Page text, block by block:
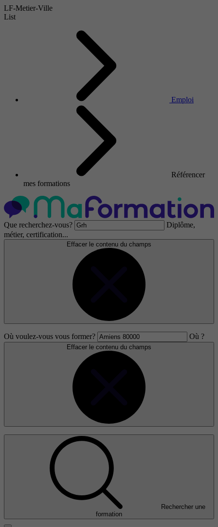
LF-Metier-Ville
List
Emploi
Référencer
mes formations
Que recherchez-vous?
Diplôme,
métier, certification...
Effacer le contenu du champs
Où voulez-vous vous former? Où ?
Effacer le contenu du champs
Rechercher une
formation